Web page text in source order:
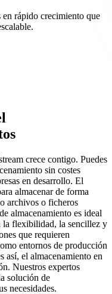
rápido crecimiento que
crece contigo. Puedes
sin costes
en desarrollo. El
almacenar de forma
archivos o ficheros
almacenamiento es ideal
la flexibilidad, la sencillez y
que requieren
entornos de producción
así, el almacenamiento en
Nuestros expertos
solución de
necesidades.